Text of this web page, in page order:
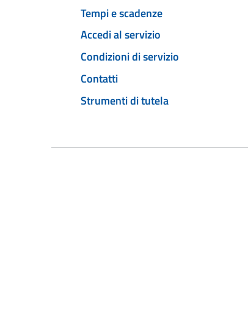
Tempi e scadenze
Accedi al servizio
Condizioni di servizio
Contatti
Strumenti di tutela